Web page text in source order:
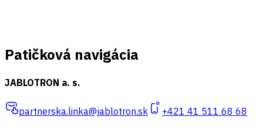
Patičková navigácia
JABLOTRON a. s.
partnerska.linka@jablotron.sk +421 41 511 68 68